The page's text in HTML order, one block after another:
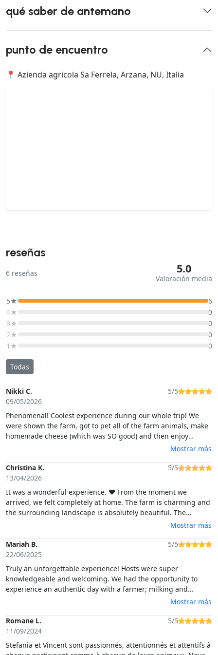
qué saber de antemano
punto de encuentro
📍 Azienda agricola Sa Ferrela, Arzana, NU, Italia
reseñas
6 reseñas 5.0
Valoración media
5★
6
4★
0
3★
0
2★
0
1★
0
Todas
Nikki C.
09/05/2026
5/5
Phenomenal! Coolest experience during our whole trip! We
were shown the farm, got to pet all of the farm animals, make
homemade cheese (which was SO good) and then enjoy
Stefanias INCREDIBLE cooking. Everything was homemade and
trip and we had such a great time!!
Mostrar más
Christina K.
13/04/2026
5/5
It was a wonderful experience. ❤️ From the moment we
arrived, we felt completely at home. The farm is charming and
the surrounding landscape is absolutely beautiful. The
cheese-making process is incredibly interesting, and you can
work with love and passion. We highly recommend this
experience – the food was amazing, from the delicious cookies
to the homemade wine. Everything was a solid 10/10. We
would love to do this again sometimes
Mostrar más
Mariah B.
22/06/2025
5/5
Truly an unforgettable experience! Hosts were super
knowledgeable and welcoming. We had the opportunity to
experience an authentic day with a farmer; milking and
feeding the cow, cheese making, donkeys, goats, ducks and
lamb, potatoes, wine, dessert and multiple home-made
liqueurs to taste. It was the highlight of our trip! Thank you for
such a special day ☺️
Mostrar más
Romane L.
11/09/2024
5/5
Stefania et Vincent sont passionnés, attentionnés et attentifs à